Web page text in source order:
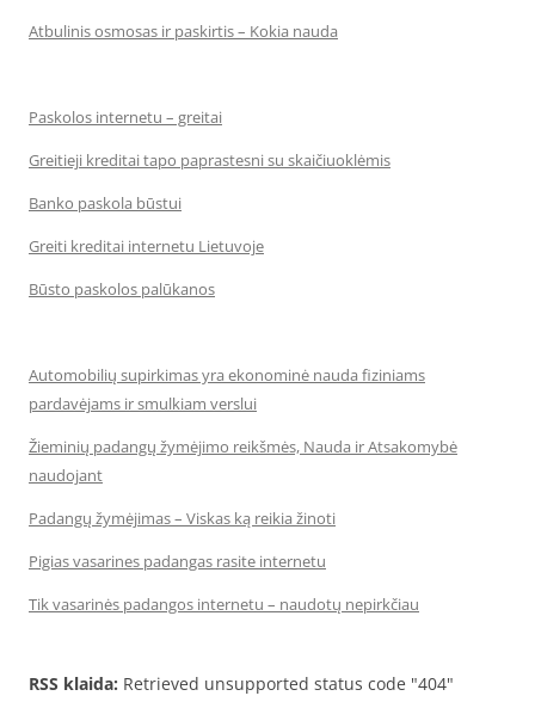
Atbulinis osmosas ir paskirtis – Kokia nauda
Paskolos internetu – greitai
Greitieji kreditai tapo paprastesni su skaičiuoklėmis
Banko paskola būstui
Greiti kreditai internetu Lietuvoje
Būsto paskolos palūkanos
Automobilių supirkimas yra ekonominė nauda fiziniams
pardavėjams ir smulkiam verslui
Žieminių padangų žymėjimo reikšmės, Nauda ir Atsakomybė
naudojant
Padangų žymėjimas – Viskas ką reikia žinoti
Pigias vasarines padangas rasite internetu
Tik vasarinės padangos internetu – naudotų nepirkčiau
RSS klaida: Retrieved unsupported status code "404"